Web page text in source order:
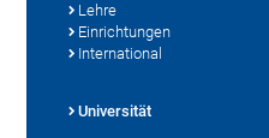
Lehre
Einrichtungen
International
Universität